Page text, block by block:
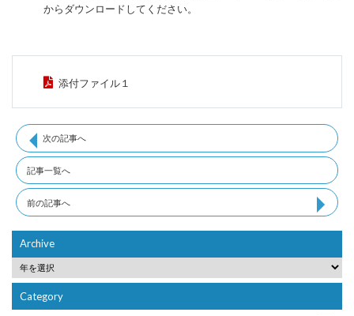
からダウンロードしてください。
添付ファイル１
次の記事へ
記事一覧へ
前の記事へ
Archive
Category